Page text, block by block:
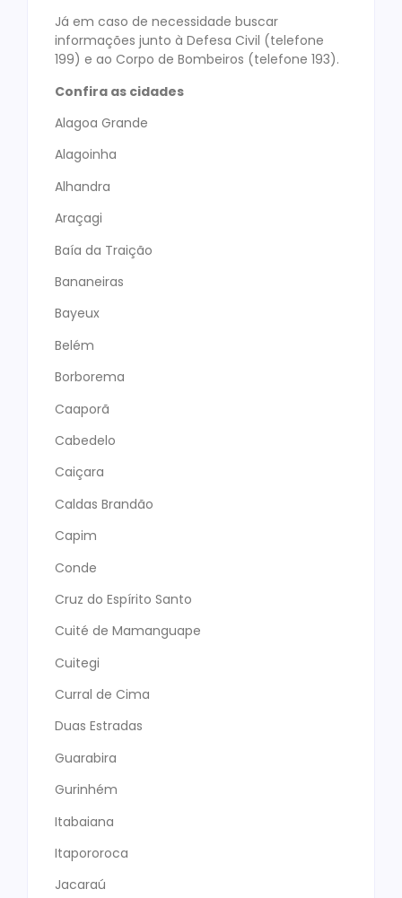
Já em caso de necessidade buscar
informações junto à Defesa Civil (telefone
199) e ao Corpo de Bombeiros (telefone 193).
Confira as cidades
Alagoa Grande
Alagoinha
Alhandra
Araçagi
Baía da Traição
Bananeiras
Bayeux
Belém
Borborema
Caaporã
Cabedelo
Caiçara
Caldas Brandão
Capim
Conde
Cruz do Espírito Santo
Cuité de Mamanguape
Cuitegi
Curral de Cima
Duas Estradas
Guarabira
Gurinhém
Itabaiana
Itapororoca
Jacaraú